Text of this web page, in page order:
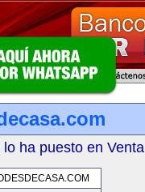
ha puesto en Venta